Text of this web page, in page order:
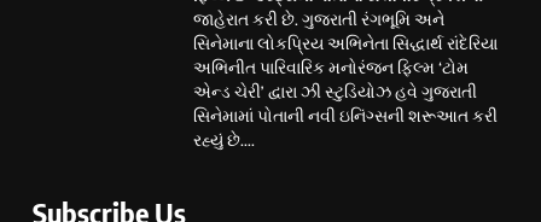
જાહેરાત કરી છે. ગુજરાતી રંગભૂમિ અને
સિનેમાના લોકપ્રિય અભિનેતા સિદ્ધાર્થ રાંદેરિયા
અભિનીત પારિવારિક મનોરંજન ફિલ્મ ‘ટોમ
એન્ડ ચેરી’ દ્વારા ઝી સ્ટુડિયોઝ હવે ગુજરાતી
સિનેમામાં પોતાની નવી ઇનિંગ્સની શરૂઆત કરી
રહ્યું છે....
Subscribe Us